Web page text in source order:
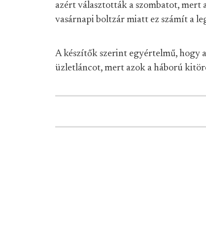
azért választották a szombatot, mert
vasárnapi boltzár miatt ez számít a
A készítők szerint egyértelmű, hogy
üzletláncot, mert azok a háború